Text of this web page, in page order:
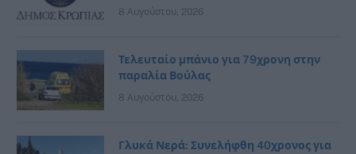
8 Αυγούστου, 2026
Τελευταίο μπάνιο για 79χρονη στην
παραλία Βούλας
8 Αυγούστου, 2026
Γλυκά Νερά: Συνελήφθη 40χρονος για